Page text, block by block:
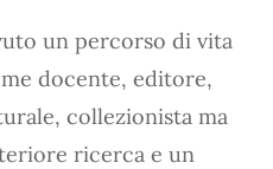
un percorso di vita
docente, editore,
collezionista ma
ricerca e un